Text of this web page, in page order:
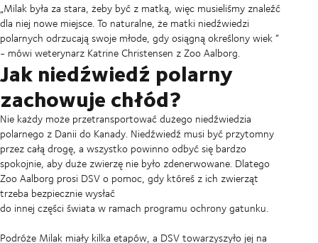
„Milak była za stara, żeby być z matką, więc musieliśmy znaleźć
dla niej nowe miejsce. To naturalne, że matki niedźwiedzi
polarnych odrzucają swoje młode, gdy osiągną określony wiek ”
- mówi weterynarz Katrine Christensen z Zoo Aalborg.
Jak niedźwiedź polarny
zachowuje chłód?
Nie każdy może przetransportować dużego niedźwiedzia
polarnego z Danii do Kanady. Niedźwiedź musi być przytomny
przez całą drogę, a wszystko powinno odbyć się bardzo
spokojnie, aby duże zwierzę nie było zdenerwowane. Dlatego
Zoo Aalborg prosi DSV o pomoc, gdy któreś z ich zwierząt
trzeba bezpiecznie wysłać
do innej części świata w ramach programu ochrony gatunku.
Podróże Milak miały kilka etapów, a DSV towarzyszyło jej na